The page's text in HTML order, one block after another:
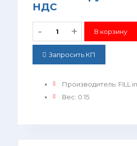
НДС
- +
Запросить КП
Производитель: FILL
Вес: 0.15